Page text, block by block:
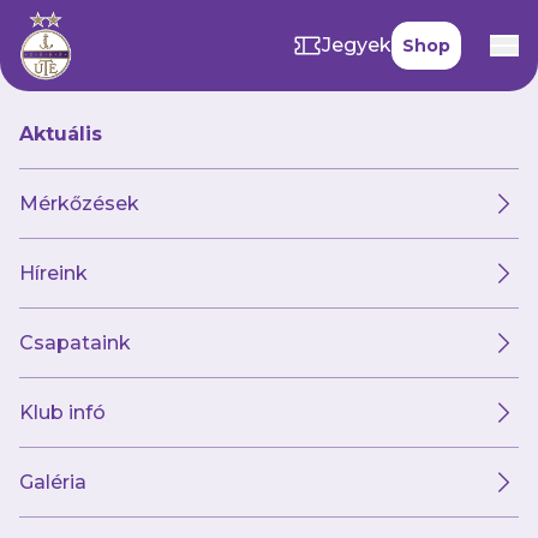
Jegyek Shop
Aktuális
Mérkőzések
Híreink
Csapataink
Klub infó
Galéria
GALÉRIÁINK
mérkőzés)
50 kép